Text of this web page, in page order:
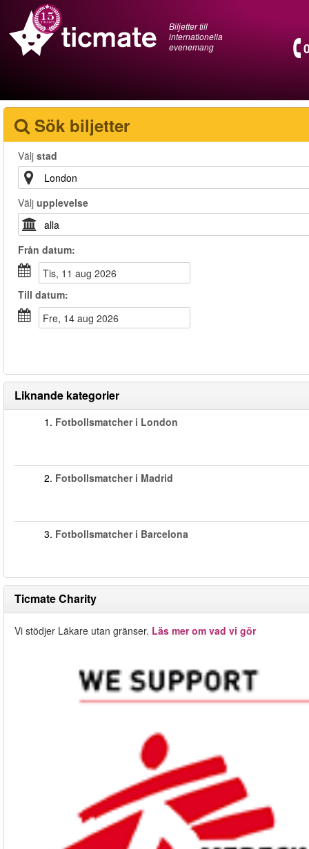
Biljetter till
internationella
evenemang
Sök biljetter
Välj stad
Välj upplevelse
Från datum:
tis, 11 aug 2026
Till datum:
fre, 14 aug 2026
Liknande kategorier
1. Fotbollsmatcher i London
2. Fotbollsmatcher i Madrid
3. Fotbollsmatcher i Barcelona
Ticmate Charity
Vi stödjer Läkare utan gränser. Läs mer om vad vi gör